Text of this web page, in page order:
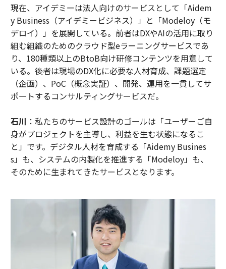
現在、アイデミーは法人向けのサービスとして「Aidem
y Business（アイデミービジネス）」と「Modeloy（モ
デロイ）」を展開している。前者はDXやAIの活用に取り
組む組織のためのクラウド型eラーニングサービスであ
り、180種類以上のBtoB向け研修コンテンツを用意して
いる。後者は現場のDX化に必要な人材育成、課題選定
（企画）、PoC（概念実証）、開発、運用を一貫してサ
ポートするコンサルティングサービスだ。
石川 ：私たちのサービス設計のゴールは「ユーザーご自
身がプロジェクトを主導し、利益を生む状態になるこ
と」です。デジタル人材を育成する「Aidemy Busines
s」も、システムの内製化を推進する「Modeloy」も、
そのために生まれてきたサービスとなります。